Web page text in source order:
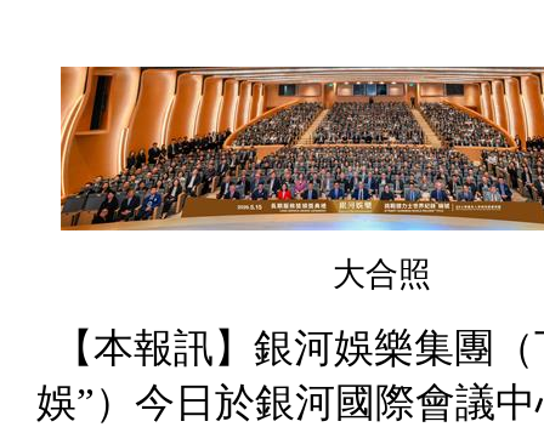
大合照
【本報訊】銀河娛樂集團
娛”）今日於銀河國際會議